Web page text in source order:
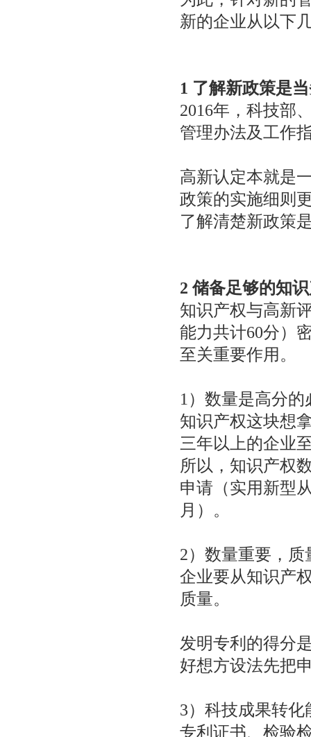
新的企业从以下
1 了解新政策是
2016年，科技部
管理办法及工作
高新认定本就是
政策的实施细则
了解清楚新政策
2 储备足够的知
知识产权与高新
能力共计60分）
至关重要作用。
1）数量是高分的
知识产权这块想
三年以上的企业
所以，知识产权
申请（实用新型
月）。
2）数量重要，质
企业要从知识产
质量。
发明专利的得分
好想方设法先把
3）科技成果转
专利证书、检验